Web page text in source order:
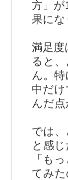
方」が
果にな
満足
ると
ん。
中だ
んだ点
では
と感じ
「も
てみた